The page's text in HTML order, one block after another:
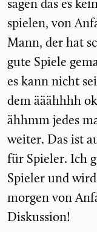
sagen das es
spielen, von
Mann, der hat
gute Spiele
es kann nicht
dem ääähhhh
ähhmm jedes
weiter. Das ist
für Spieler. Ich
Spieler und
morgen von
Diskussion!